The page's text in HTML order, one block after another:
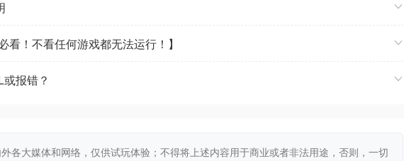
！不看任何游戏都无法运行！】
报错？
各大媒体和网络，仅供试玩体验；不得将上述内容用于商业或者非法用途，否则，一切